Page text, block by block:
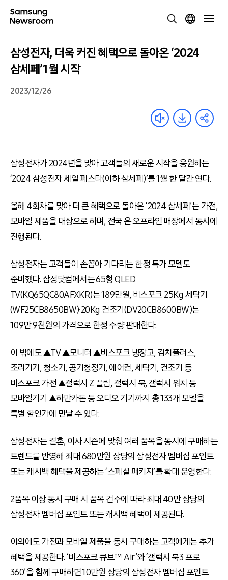
삼성전자, 더욱 커진 혜택으로 돌아온 ‘2024
삼세페’ 1월 시작
2023/12/26
삼성전자가2024년을 맞아 고객들의 새로운 시작을 응원하는
‘2024삼성전자 세일 페스타(이하 삼세페)’를1월 한 달간 연다.
올해 4회차를 맞아 더 큰 혜택으로 돌아온‘2024삼세페’는 가전,
모바일 제품을 대상으로 하며, 전국 온‧오프라인 매장에서 동시에
진행된다.
삼성전자는 고객들이 손꼽아 기다리는 한정 특가 모델도
준비했다.삼성닷컴에서는65형QLED
TV(KQ65QC80AFXKR)는189만원, 비스포크25Kg 세탁기
(WF25CB8650BW)∙20Kg 건조기 (DV20CB8600BW)는
109만9천원의 가격으로 한정 수량 판매한다.
이 밖에도 ▲TV▲모니터 ▲비스포크 냉장고, 김치플러스,
조리기기 ,청소기 ,공기청정기 , 에어컨,세탁기 , 건조기 등
비스포크 가전 ▲갤럭시 Z플립,갤럭시 북,갤럭시 워치 등
모바일기기 ▲하만카돈 등 오디오 기기까지 총133개 모델을
특별 할인가에 만날 수 있다.
삼성전자는 결혼, 이사 시즌에 맞춰 여러 품목을 동시에 구매하는
트렌드를 반영해 최대 680만원 상당의 삼성전자 멤버십 포인트
또는 캐시백 혜택을 제공하는‘스페셜 패키지’를 확대 운영한다.
2품목 이상 동시 구매 시 품목 건수에 따라 최대 40만 상당의
삼성전자 멤버십 포인트 또는 캐시백 혜택이 제공된다.
이외에도 가전과 모바일 제품을 동시 구매하는 고객에게는 추가
혜택을 제공한다. ‘비스포크 큐브™ Air’와‘갤럭시 북3프로
360’을 함께 구매하면10만원 상당의 삼성전자 멤버십 포인트